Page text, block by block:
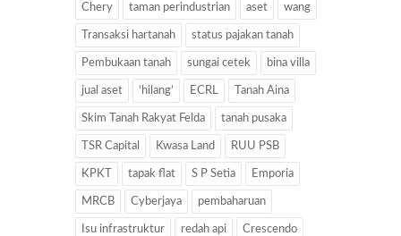
Chery taman perindustrian aset wang
Transaksi hartanah status pajakan tanah
Pembukaan tanah sungai cetek bina villa
jual aset ‘hilang’ ECRL Tanah Aina
Skim Tanah Rakyat Felda tanah pusaka
TSR Capital Kwasa Land RUU PSB
KPKT tapak flat S P Setia Emporia
MRCB Cyberjaya pembaharuan
Isu infrastruktur redah api Crescendo